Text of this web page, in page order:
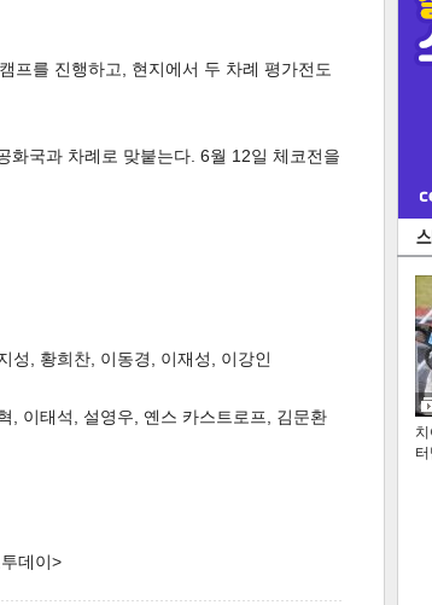
프를 진행하고, 현지에서 두 차례 평가전도
화국과 차례로 맞붙는다. 6월 12일 체코전을
성, 황희찬, 이동경, 이재성, 이강인
, 이태석, 설영우, 옌스 카스트로프, 김문환
데이>